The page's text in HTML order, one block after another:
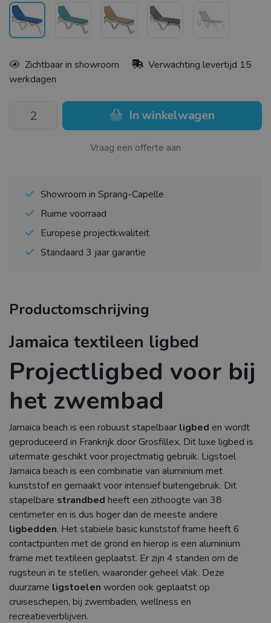
Zichtbaar in showroom
Verwachting levertijd 15
werkdagen
In winkelwagen
Vraag een offerte aan
Showroom in Sprang-Capelle
Ruime voorraad
Europese projectkwaliteit
Standaard 3 jaar garantie
Productomschrijving
Jamaica textileen ligbed
Projectligbed voor bij
het zwembad
Jamaica beach is een robuust stapelbaar ligbed en wordt
geproduceerd in Frankrijk door Grosfillex. Dit luxe ligbed is
uitermate geschikt voor projectmatig gebruik. Ligstoel
Jamaica beach is een combinatie van aluminium met
kunststof en gemaakt voor intensief buitengebruik. Dit
stapelbare strandbed heeft een zithoogte van 38
centimeter en is dus hoger dan de meeste andere
ligbedden. Het stabiele basic kunststof frame heeft 6
contactpunten met de grond en hierop is een aluminium
frame met textileen geplaatst. Er zijn 4 standen om de
rugsteun in te stellen, waaronder geheel vlak. Deze
duurzame ligstoelen worden ook geplaatst op
cruiseschepen, bij zwembaden, wellness en
recreatieverblijven.